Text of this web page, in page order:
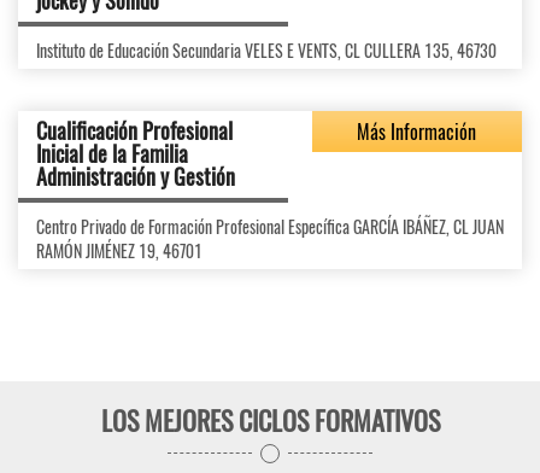
Instituto de Educación Secundaria VELES E VENTS, CL CULLERA 135, 46730
Cualificación Profesional
Inicial de la Familia
Administración y Gestión
Más Información
Centro Privado de Formación Profesional Específica GARCÍA IBÁÑEZ, CL JUAN
RAMÓN JIMÉNEZ 19, 46701
LOS MEJORES CICLOS FORMATIVOS